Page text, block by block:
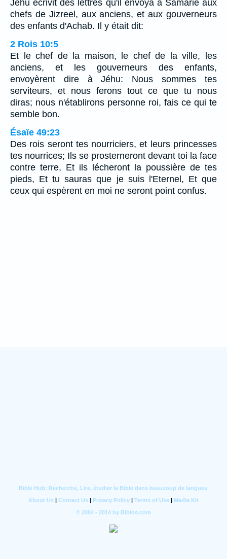
Jéhu écrivit des lettres qu'il envoya à Samarie aux
chefs de Jizreel, aux anciens, et aux gouverneurs
des enfants d'Achab. Il y était dit:
2 Rois 10:5
Et le chef de la maison, le chef de la ville, les
anciens, et les gouverneurs des enfants,
envoyèrent dire à Jéhu: Nous sommes tes
serviteurs, et nous ferons tout ce que tu nous
diras; nous n'établirons personne roi, fais ce qui te
semble bon.
Ésaïe 49:23
Des rois seront tes nourriciers, et leurs princesses
tes nourrices; Ils se prosterneront devant toi la face
contre terre, Et ils lécheront la poussière de tes
pieds, Et tu sauras que je suis l'Eternel, Et que
ceux qui espèrent en moi ne seront point confus.